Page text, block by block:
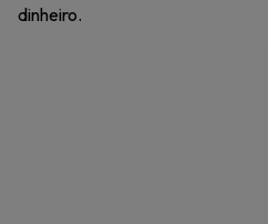
dinheiro.